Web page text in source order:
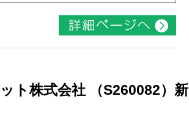
ト株式会社 （S260082）新